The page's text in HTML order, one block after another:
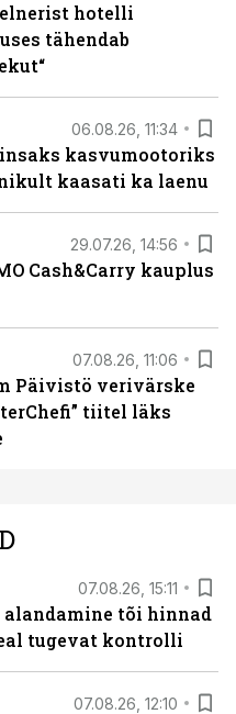
hotelli
tähendab
06.08.26, 11:34
kasvumootoriks
kaasati ka laenu
29.07.26, 14:56
Cash&Carry kauplus
07.08.26, 11:06
Päivistö verivärske
tiitel läks
07.08.26, 15:11
tõi hinnad
tugevat kontrolli
07.08.26, 12:10